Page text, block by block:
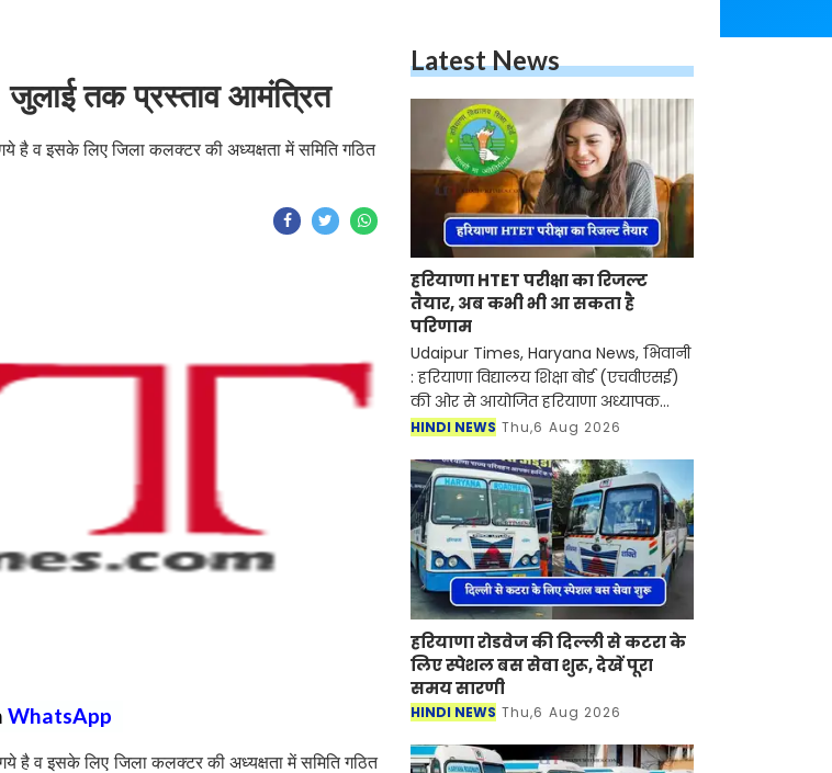
जुलाई तक प्रस्ताव आमंत्रित
है व इसके लिए जिला कलक्टर की अध्यक्षता में समिति गठित
WhatsApp
है व इसके लिए जिला कलक्टर की अध्यक्षता में समिति गठित
Latest News
हरियाणा HTET परीक्षा का रिजल्ट
तैयार, अब कभी भी आ सकता है
परिणाम
Udaipur Times, Haryana News, भिवानी
: हरियाणा विद्यालय शिक्षा बोर्ड (एचवीएसई)
की ओर से आयोजित हरियाणा अध्यापक
पात्रता परीक्षा (एचटीईटी)-2025 का परिणाम
आधिकारिक घोषण
HINDI NEWS Thu,6 Aug 2026
हरियाणा रोडवेज की दिल्ली से कटरा के
लिए स्पेशल बस सेवा शुरू, देखें पूरा
समय सारणी
HINDI NEWS Thu,6 Aug 2026